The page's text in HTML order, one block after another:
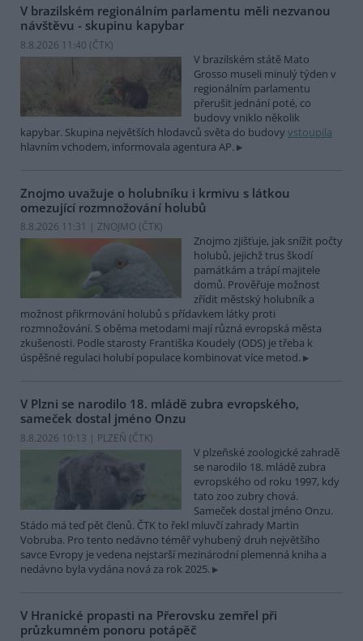
V brazilském regionálním parlamentu měli nezvanou
návštěvu - skupinu kapybar
8.8.2026 11:40 (ČTK)
V brazilském státě Mato
Grosso museli minulý týden v
regionálním parlamentu
přerušit jednání poté, co
budovy vniklo několik
kapybar. Skupina největších hlodavců světa do budovy vstoupila
hlavním vchodem, informovala agentura AP.
Znojmo uvažuje o holubníku i krmivu s látkou
omezující rozmnožování holubů
8.8.2026 11:31 | ZNOJMO (ČTK)
Znojmo zjišťuje, jak snížit počty
holubů, jejichž trus škodí
památkám a trápí majitele
domů. Prověřuje možnost
zřídit městský holubník a
možnost přikrmování holubů s přídavkem látky proti
rozmnožování. S oběma metodami mají různá evropská města
zkušenosti. Podle starosty Františka Koudely (ODS) je třeba k
úspěšné regulaci holubí populace kombinovat více metod.
V Plzni se narodilo 18. mládě zubra evropského,
sameček dostal jméno Onzu
8.8.2026 10:13 | PLZEŇ (ČTK)
V plzeňské zoologické zahradě
se narodilo 18. mládě zubra
evropského od roku 1997, kdy
tato zoo zubry chová.
Sameček dostal jméno Onzu.
Stádo má teď pět členů. ČTK to řekl mluvčí zahrady Martin
Vobruba. Pro tento nedávno téměř vyhubený druh největšího
savce Evropy je vedena nejstarší mezinárodní plemenná kniha a
nedávno byla vydána nová za rok 2025.
V Hranické propasti na Přerovsku zemřel při
průzkumném ponoru potápěč